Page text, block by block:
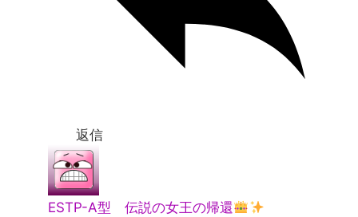
返信
ESTP-A型 伝説の女王の帰還